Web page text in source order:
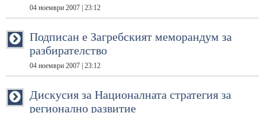
04 ноември 2007 | 23:12
Подписан е Загребският меморандум за
разбирателство
04 ноември 2007 | 23:12
Дискусия за Националната стратегия за
регионално развитие